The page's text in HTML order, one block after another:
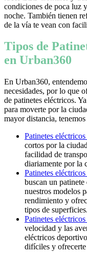
condiciones de poca luz
noche. También tienen
de la vía te vean con
Tipos de
en Urban360
En Urban360,
necesidades, por lo que
de patinetes eléctricos.
para moverte por la
mayor distancia,
Patinetes
cortos por la
facilidad de
diariamente por la
Patinetes
buscan un
nuestros modelos
rendimiento y
tipos de superficies.
Patinetes
velocidad y las
eléctricos
difíciles y ofrecerte